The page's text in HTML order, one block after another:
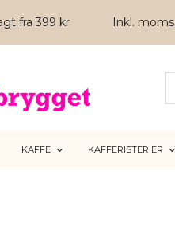
fra 399 kr Inkl. moms
KAFFE KAFFERISTERIER